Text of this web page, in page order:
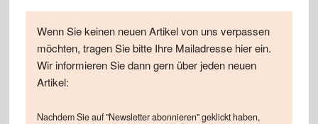
Wenn Sie keinen neuen Artikel von uns verpassen
möchten, tragen Sie bitte Ihre Mailadresse hier ein.
Wir informieren Sie dann gern über jeden neuen
Artikel:
Nachdem Sie auf "Newsletter abonnieren" geklickt haben,